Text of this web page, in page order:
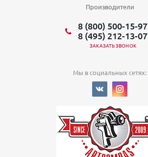
Производители
8 (800) 500-15-97
8 (495) 212-13-07
ЗАКАЗАТЬ ЗВОНОК
Мы в социальных сетях: